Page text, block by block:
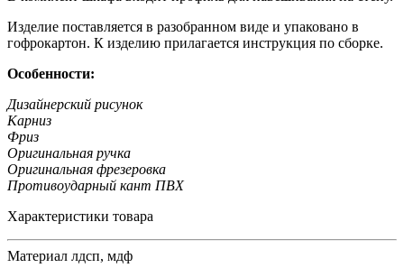
Изделие поставляется в разобранном виде и упаковано в
гофрокартон. К изделию прилагается инструкция по сборке.
Особенности:
Дизайнерский рисунок
Карниз
Фриз
Оригинальная ручка
Оригинальная фрезеровка
Противоударный кант ПВХ
Характеристики товара
Материал лдсп, мдф